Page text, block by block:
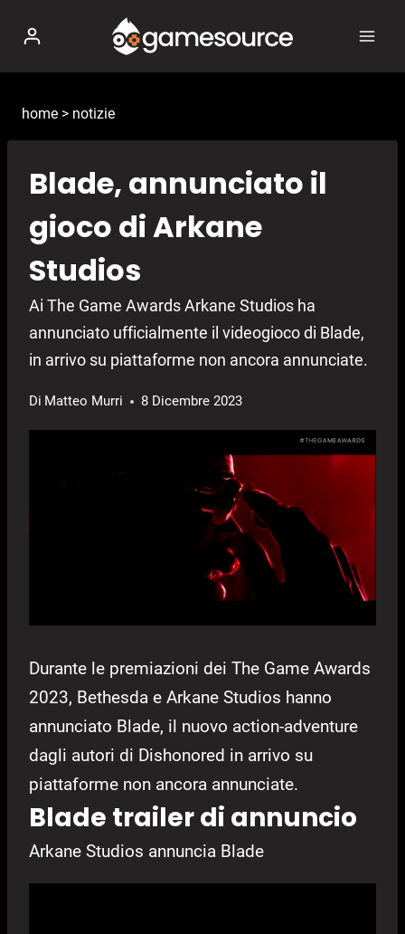
contenuto
home > notizie
Blade, annunciato il
gioco di Arkane
Studios
Ai The Game Awards Arkane Studios ha
annunciato ufficialmente il videogioco di Blade,
in arrivo su piattaforme non ancora annunciate.
Di Matteo Murri 8 Dicembre 2023
Durante le premiazioni dei The Game Awards
2023, Bethesda e Arkane Studios hanno
annunciato Blade, il nuovo action-adventure
dagli autori di Dishonored in arrivo su
piattaforme non ancora annunciate.
Blade trailer di annuncio
Arkane Studios annuncia Blade